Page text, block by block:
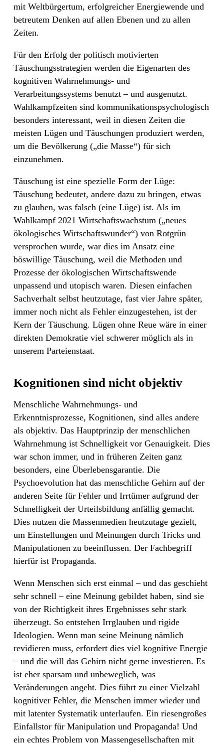
mit Weltbürgertum, erfolgreicher Energiewende und
betreutem Denken auf allen Ebenen und zu allen
Zeiten.
Für den Erfolg der politisch motivierten
Täuschungsstrategien werden die Eigenarten des
kognitiven Wahrnehmungs- und
Verarbeitungssystems benutzt – und ausgenutzt.
Wahlkampfzeiten sind kommunikationspsychologisch
besonders interessant, weil in diesen Zeiten die
meisten Lügen und Täuschungen produziert werden,
um die Bevölkerung („die Masse“) für sich
einzunehmen.
Täuschung ist eine spezielle Form der Lüge:
Täuschung bedeutet, andere dazu zu bringen, etwas
zu glauben, was falsch (eine Lüge) ist. Als im
Wahlkampf 2021 Wirtschaftswachstum („neues
ökologisches Wirtschaftswunder“) von Rotgrün
versprochen wurde, war dies im Ansatz eine
böswillige Täuschung, weil die Methoden und
Prozesse der ökologischen Wirtschaftswende
unpassend und utopisch waren. Diesen einfachen
Sachverhalt selbst heutzutage, fast vier Jahre später,
immer noch nicht als Fehler einzugestehen, ist der
Kern der Täuschung. Lügen ohne Reue wäre in einer
direkten Demokratie viel schwerer möglich als in
unserem Parteienstaat.
Kognitionen sind nicht objektiv
Menschliche Wahrnehmungs- und
Erkenntnisprozesse, Kognitionen, sind alles andere
als objektiv. Das Hauptprinzip der menschlichen
Wahrnehmung ist Schnelligkeit vor Genauigkeit. Dies
war schon immer, und in früheren Zeiten ganz
besonders, eine Überlebensgarantie. Die
Psychoevolution hat das menschliche Gehirn auf der
anderen Seite für Fehler und Irrtümer aufgrund der
Schnelligkeit der Urteilsbildung anfällig gemacht.
Dies nutzen die Massenmedien heutzutage gezielt,
um Einstellungen und Meinungen durch Tricks und
Manipulationen zu beeinflussen. Der Fachbegriff
hierfür ist Propaganda.
Wenn Menschen sich erst einmal – und das geschieht
sehr schnell – eine Meinung gebildet haben, sind sie
von der Richtigkeit ihres Ergebnisses sehr stark
überzeugt. So entstehen Irrglauben und rigide
Ideologien. Wenn man seine Meinung nämlich
revidieren muss, erfordert dies viel kognitive Energie
– und die will das Gehirn nicht gerne investieren. Es
ist eher sparsam und unbeweglich, was
Veränderungen angeht. Dies führt zu einer Vielzahl
kognitiver Fehler, die Menschen immer wieder und
mit latenter Systematik unterlaufen. Ein riesengroßes
Einfallstor für Manipulation und Propaganda! Und
ein echtes Problem von Massengesellschaften mit